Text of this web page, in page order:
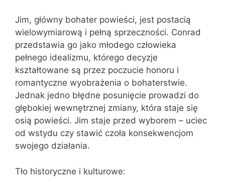
Jim, główny bohater powieści, jest postacią
wielowymiarową i pełną sprzeczności. Conrad
przedstawia go jako młodego człowieka
pełnego idealizmu, którego decyzje
kształtowane są przez poczucie honoru i
romantyczne wyobrażenia o bohaterstwie.
Jednak jedno błędne posunięcie prowadzi do
głębokiej wewnętrznej zmiany, która staje się
osią powieści. Jim staje przed wyborem – uciec
od wstydu czy stawić czoła konsekwencjom
swojego działania.
Tło historyczne i kulturowe: